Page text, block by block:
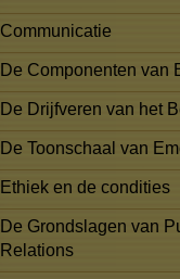
Communicatie
De Componenten van
De Drijfveren van het
De Toonschaal van
Ethiek en de condities
De Grondslagen van
Relations